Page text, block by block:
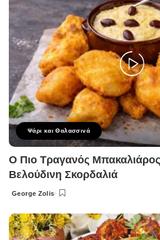
Ψάρι και Θαλασσινά
Ο Πιο Τραγανός
Βελούδινη Σκορδαλιά
Posted
George Zolis